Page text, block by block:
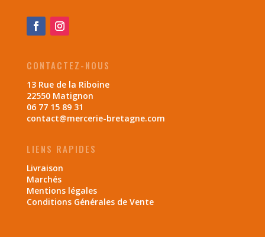
CONTACTEZ-NOUS
13 Rue de la Riboine
22550 Matignon
06 77 15 89 31
contact@mercerie-bretagne.com
LIENS RAPIDES
Livraison
Marchés
Mentions légales
Conditions Générales de Vente